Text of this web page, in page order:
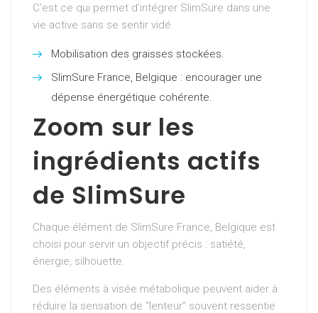
C’est ce qui permet d’intégrer SlimSure dans une
vie active sans se sentir vidé.
Mobilisation des graisses stockées.
SlimSure France, Belgique : encourager une
dépense énergétique cohérente.
Zoom sur les
ingrédients actifs
de SlimSure
Chaque élément de SlimSure France, Belgique est
choisi pour servir un objectif précis : satiété,
énergie, silhouette.
Des éléments à visée métabolique peuvent aider à
réduire la sensation de “lenteur” souvent ressentie